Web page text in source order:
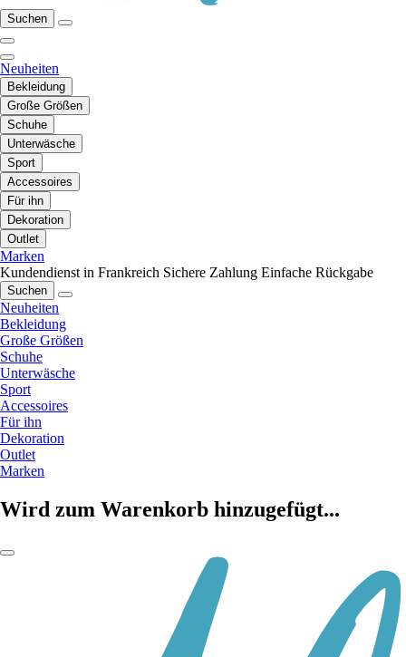
Suchen
Neuheiten
Bekleidung
Große Größen
Schuhe
Unterwäsche
Sport
Accessoires
Für ihn
Dekoration
Outlet
Marken
Kundendienst in Frankreich Sichere Zahlung Einfache Rückgabe
Suchen
Neuheiten
Bekleidung
Große Größen
Schuhe
Unterwäsche
Sport
Accessoires
Für ihn
Dekoration
Outlet
Marken
Wird zum Warenkorb hinzugefügt...